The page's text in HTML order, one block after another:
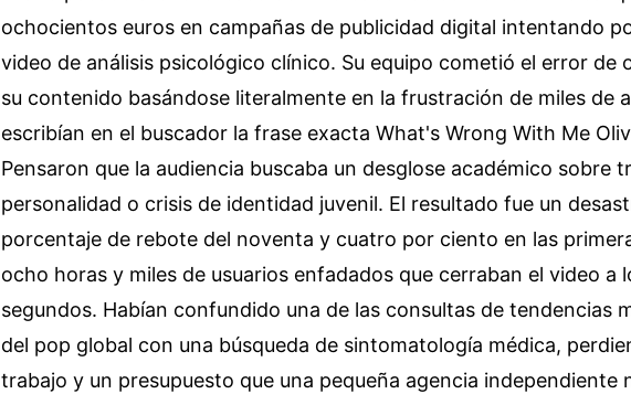
ochocientos euros en campañas de publicidad digital intentando
video de análisis psicológico clínico. Su equipo cometió el error de
su contenido basándose literalmente en la frustración de miles de
escribían en el buscador la frase exacta What's Wrong With Me
Pensaron que la audiencia buscaba un desglose académico sobre
personalidad o crisis de identidad juvenil. El resultado fue un
porcentaje de rebote del noventa y cuatro por ciento en las
ocho horas y miles de usuarios enfadados que cerraban el video a
segundos. Habían confundido una de las consultas de tendencias
del pop global con una búsqueda de sintomatología médica,
trabajo y un presupuesto que una pequeña agencia independiente